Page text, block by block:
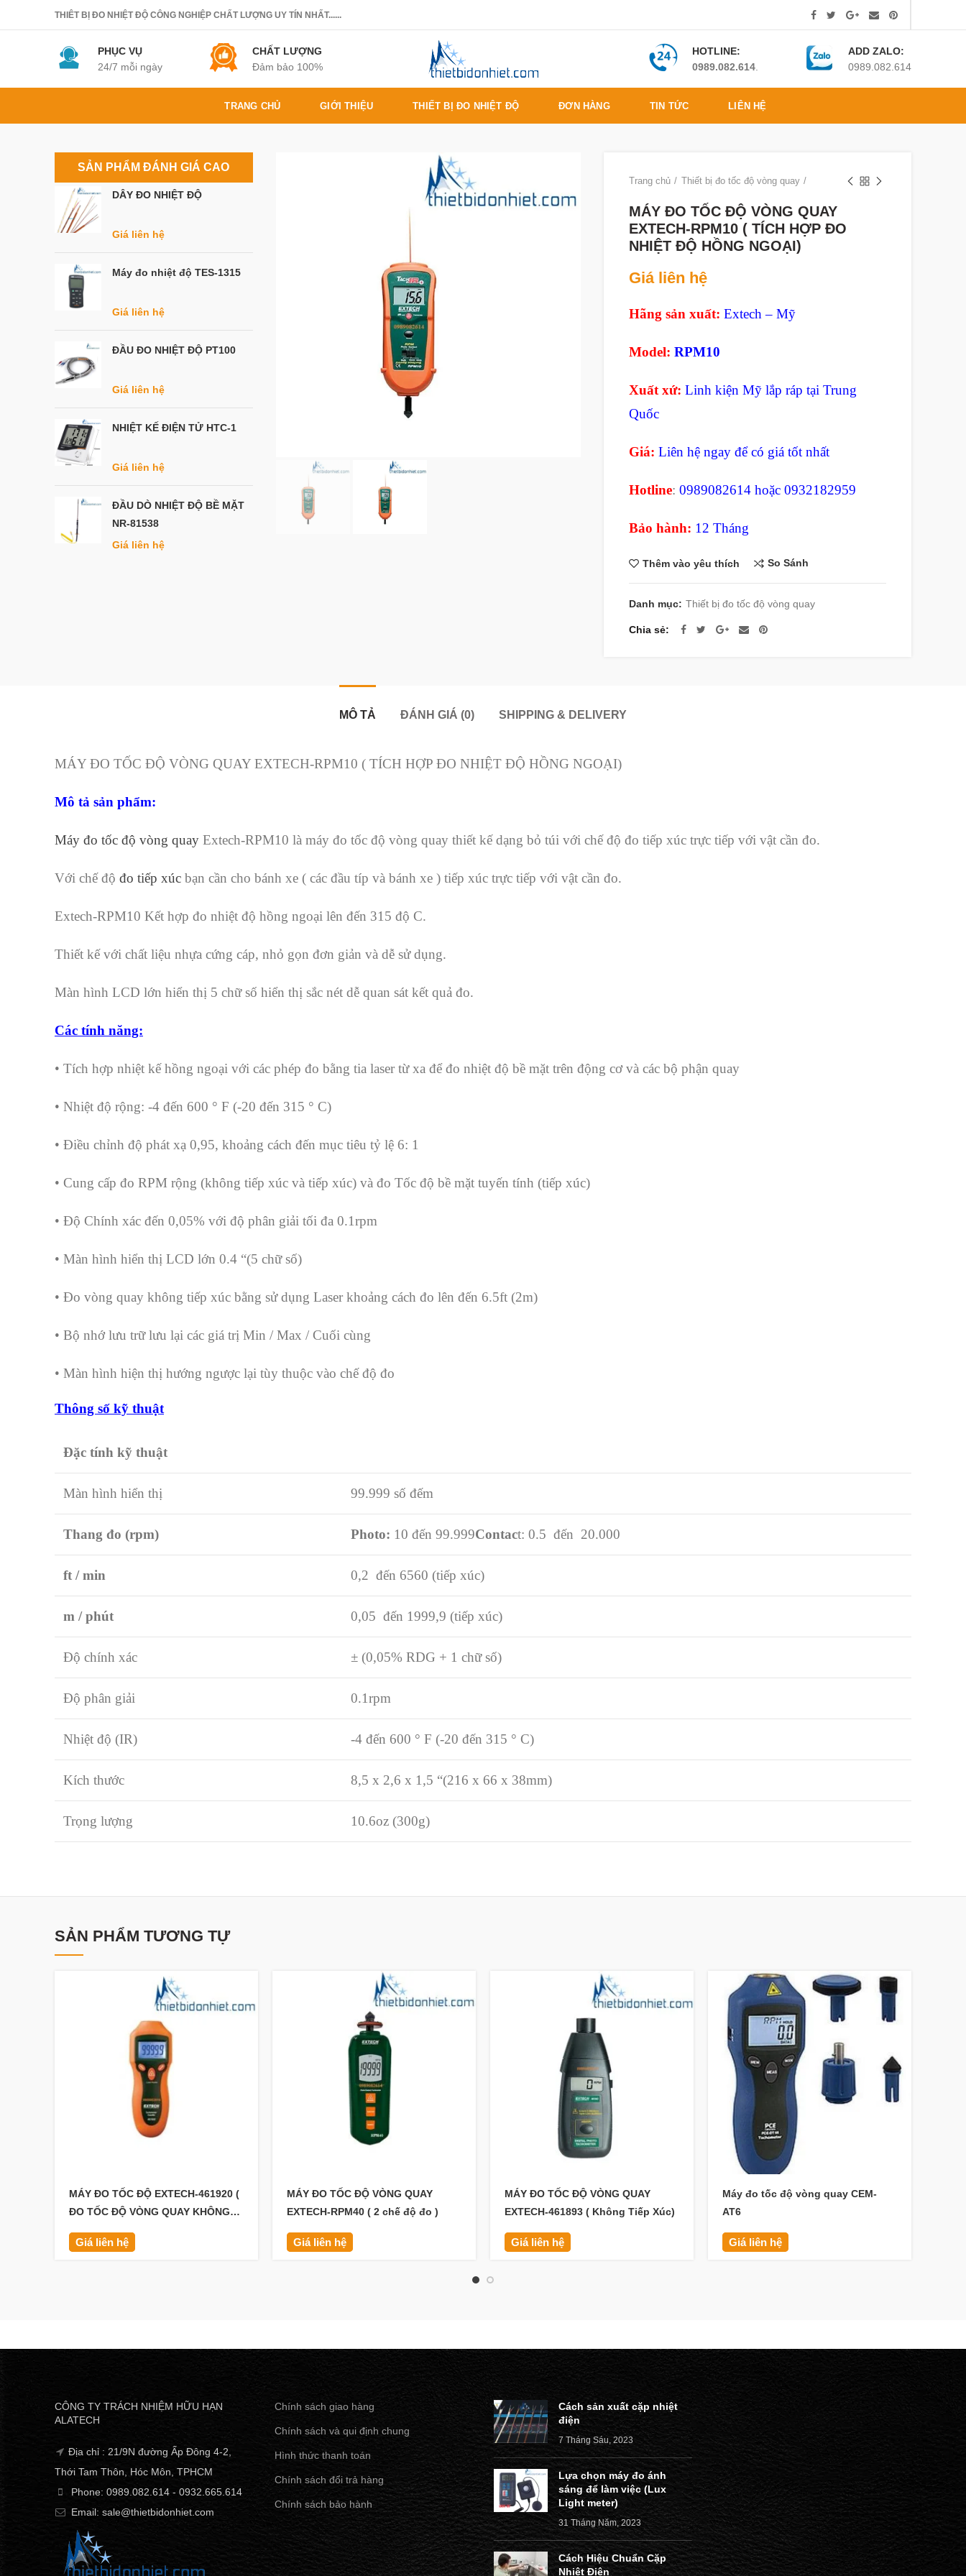
THIÊT BỊ ĐO NHIỆT ĐỘ CÔNG NGHIỆP CHẤT LƯỢNG UY TÍN NHẤT......
PHỤC VỤ
24/7 mỗi ngày
CHẤT LƯỢNG
Đảm bảo 100%
HOTLINE:
0989.082.614
ADD ZALO:
0989.082.614
TRANG CHỦ GIỚI THIỆU THIẾT BỊ ĐO NHIỆT ĐỘ ĐƠN HÀNG TIN TỨC LIÊN HỆ
Trang chủ Thiết bị đo tốc độ vòng quay
MÁY ĐO TỐC ĐỘ VÒNG QUAY
EXTECH-RPM10 ( TÍCH HỢP ĐO
NHIỆT ĐỘ HỒNG NGOẠI)
Giá liên hệ
Hãng sản xuất: Extech – Mỹ
Model: RPM10
Xuất xứ: Linh kiện Mỹ lắp ráp tại Trung
Quốc
Giá: Liên hệ ngay để có giá tốt nhất
Hotline: 0989082614 hoặc 0932182959
Bảo hành: 12 Tháng
Thêm vào yêu thích So Sánh
Danh mục: Thiết bị đo tốc độ vòng quay
Chia sẻ
SẢN PHẨM ĐÁNH GIÁ CAO
DÂY ĐO NHIỆT ĐỘ
Giá liên hệ
Máy đo nhiệt độ TES-1315
Giá liên hệ
ĐẦU ĐO NHIỆT ĐỘ PT100
Giá liên hệ
NHIỆT KẾ ĐIỆN TỬ HTC-1
Giá liên hệ
ĐẦU DÒ NHIỆT ĐỘ BỀ MẶT
NR-81538
Giá liên hệ
MÔ TẢ ĐÁNH GIÁ (0) SHIPPING & DELIVERY
MÁY ĐO TỐC ĐỘ VÒNG QUAY EXTECH-RPM10 ( TÍCH HỢP ĐO NHIỆT ĐỘ HỒNG NGOẠI)
Mô tả sản phẩm:
Máy đo tốc độ vòng quay Extech-RPM10 là máy đo tốc độ vòng quay thiết kế dạng bỏ túi với chế độ đo tiếp xúc trực tiếp với vật cần đo.
Với chế độ đo tiếp xúc bạn cần cho bánh xe ( các đầu típ và bánh xe ) tiếp xúc trực tiếp với vật cần đo.
Extech-RPM10 Kết hợp đo nhiệt độ hồng ngoại lên đến 315 độ C.
Thiết kế với chất liệu nhựa cứng cáp, nhỏ gọn đơn giản và dễ sử dụng.
Màn hình LCD lớn hiển thị 5 chữ số hiển thị sắc nét dễ quan sát kết quả đo.
Các tính năng:
• Tích hợp nhiệt kế hồng ngoại với các phép đo bằng tia laser từ xa để đo nhiệt độ bề mặt trên động cơ và các bộ phận quay
• Nhiệt độ rộng: -4 đến 600 ° F (-20 đến 315 ° C)
• Điều chỉnh độ phát xạ 0,95, khoảng cách đến mục tiêu tỷ lệ 6: 1
• Cung cấp đo RPM rộng (không tiếp xúc và tiếp xúc) và đo Tốc độ bề mặt tuyến tính (tiếp xúc)
• Độ Chính xác đến 0,05% với độ phân giải tối đa 0.1rpm
• Màn hình hiển thị LCD lớn 0.4 “(5 chữ số)
• Đo vòng quay không tiếp xúc bằng sử dụng Laser khoảng cách đo lên đến 6.5ft (2m)
• Bộ nhớ lưu trữ lưu lại các giá trị Min / Max / Cuối cùng
• Màn hình hiện thị hướng ngược lại tùy thuộc vào chế độ đo
Thông số kỹ thuật
Đặc tính kỹ thuật
Màn hình hiển thị 99.999 số đếm
Thang đo (rpm) Photo: 10 đến 99.999Contact: 0.5 đến 20.000
ft / min 0,2 đến 6560 (tiếp xúc)
m / phút 0,05 đến 1999,9 (tiếp xúc)
Độ chính xác ± (0,05% RDG + 1 chữ số)
Độ phân giải 0.1rpm
Nhiệt độ (IR) -4 đến 600 ° F (-20 đến 315 ° C)
Kích thước 8,5 x 2,6 x 1,5 “(216 x 66 x 38mm)
Trọng lượng 10.6oz (300g)
SẢN PHẨM TƯƠNG TỰ
MÁY ĐO TỐC ĐỘ EXTECH-461920 (
ĐO TỐC ĐỘ VÒNG QUAY KHÔNG
TIẾP XÚC)
Giá liên hệ
MÁY ĐO TỐC ĐỘ VÒNG QUAY
EXTECH-RPM40 ( 2 chế độ đo )
Giá liên hệ
MÁY ĐO TỐC ĐỘ VÒNG QUAY
EXTECH-461893 ( Không Tiếp Xúc)
Giá liên hệ
Máy đo tốc độ vòng quay CEM-
AT6
Giá liên hệ
CÔNG TY TRÁCH NHIỆM HỮU HẠN
ALATECH
Địa chỉ : 21/9N đường Ấp Đông 4-2,
Thới Tam Thôn, Hóc Môn, TPHCM
Phone: 0989.082.614 - 0932.665.614
Email: sale@thietbidonhiet.com
Chính sách giao hàng
Chính sách và qui định chung
Hình thức thanh toán
Chính sách đổi trả hàng
Chính sách bảo hành
Cách sản xuất cặp nhiệt
điện
7 Tháng Sáu, 2023
Lựa chọn máy đo ánh
sáng để làm việc (Lux
Light meter)
31 Tháng Năm, 2023
Cách Hiệu Chuẩn Cặp
Nhiệt Điện